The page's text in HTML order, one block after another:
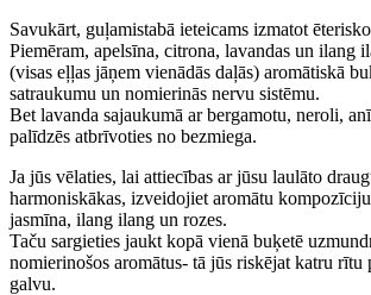
Savukārt, guļamistabā ieteicams izmatot
Piemēram, apelsīna, citrona, lavandas un ilang
(visas eļļas jāņem vienādās daļās) aromātiskā
satraukumu un nomierinās nervu sistēmu.
Bet lavanda sajaukumā ar bergamotu, neroli,
palīdzēs atbrīvoties no bezmiega.
Ja jūs vēlaties, lai attiecības ar jūsu laulāto
harmoniskākas, izveidojiet aromātu
jasmīna, ilang ilang un rozes.
Taču sargieties jaukt kopā vienā buķetē
nomierinošos aromātus- tā jūs riskējat katru rītu
galvu.